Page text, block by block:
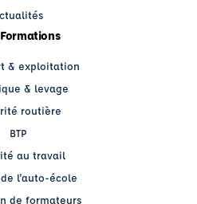
& exploitation
& levage
routière
BTP
au travail
l'auto-école
de formateurs